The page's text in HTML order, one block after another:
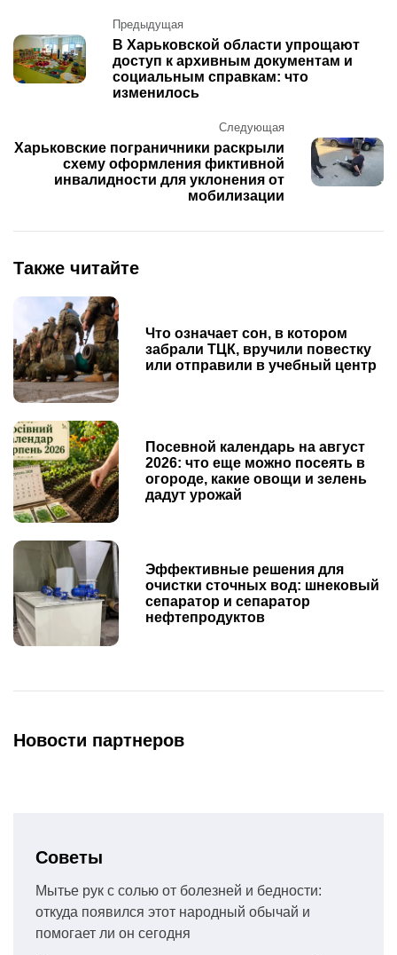
navigation
Предыдущая
В Харьковской области упрощают
доступ к архивным документам и
социальным справкам: что
изменилось
Следующая
Харьковские пограничники раскрыли
схему оформления фиктивной
инвалидности для уклонения от
мобилизации
Также читайте
Что означает сон, в котором
забрали ТЦК, вручили повестку
или отправили в учебный центр
Посевной календарь на август
2026: что еще можно посеять в
огороде, какие овощи и зелень
дадут урожай
Эффективные решения для
очистки сточных вод: шнековый
сепаратор и сепаратор
нефтепродуктов
Новости партнеров
Советы
Мытье рук с солью от болезней и бедности:
откуда появился этот народный обычай и
помогает ли он сегодня